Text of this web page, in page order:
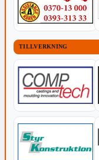
TILLVERKNING